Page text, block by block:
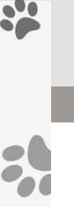
Перейти
к
контенту